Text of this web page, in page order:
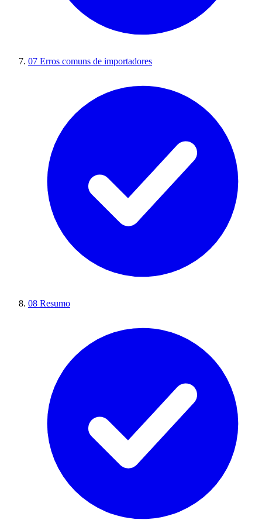
07 Erros comuns de importadores
08 Resumo